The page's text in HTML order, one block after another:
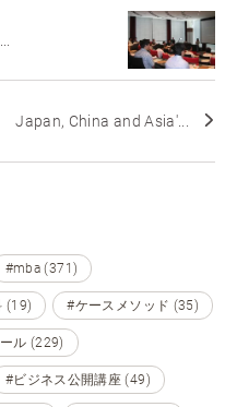
Japan, China and Asia'...
#mba (371)
(19) #ケースメソッド (35)
ル (229)
#ビジネス公開講座 (49)